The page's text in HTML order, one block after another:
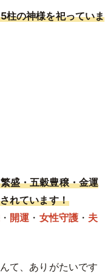
柱の神様を祀っていま
盛・五穀豊穣・金運
れています！
・ 開運 ・ 女性守護 ・ 夫
て、ありがたいです